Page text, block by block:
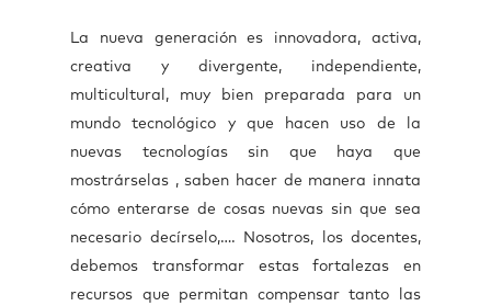
La nueva generación es innovadora, activa,
creativa y divergente, independiente,
multicultural, muy bien preparada para un
mundo tecnológico y que hacen uso de la
nuevas tecnologías sin que haya que
mostrárselas , saben hacer de manera innata
cómo enterarse de cosas nuevas sin que sea
necesario decírselo,…. Nosotros, los docentes,
debemos transformar estas fortalezas en
recursos que permitan compensar tanto las